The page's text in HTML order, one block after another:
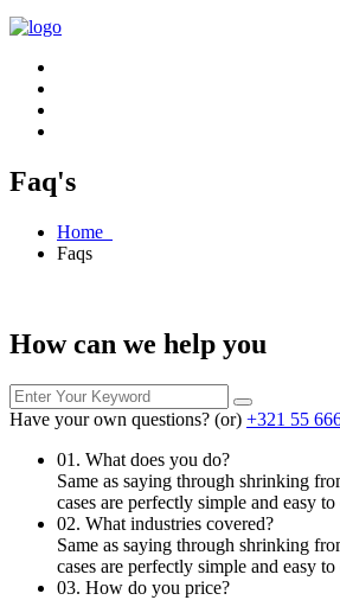
Faq's
Home
Faqs
How can we help you
Have your own questions? (or) +321 55
01. What does you do?
Same as saying through shrinking
cases are perfectly simple and easy
02. What industries covered?
Same as saying through shrinking
cases are perfectly simple and easy
03. How do you price?